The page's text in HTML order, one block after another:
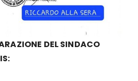
DEL SINDACO